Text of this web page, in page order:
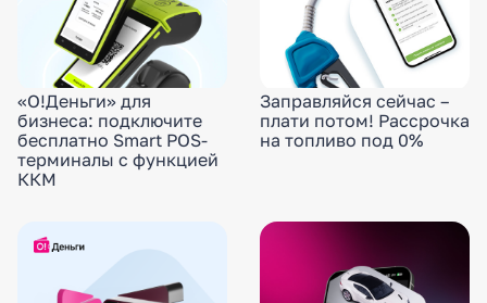
«О!Деньги» для
бизнеса: подключите
бесплатно Smart POS-
терминалы с функцией
ККМ
Заправляйся сейчас –
плати потом! Рассрочка
на топливо под 0%